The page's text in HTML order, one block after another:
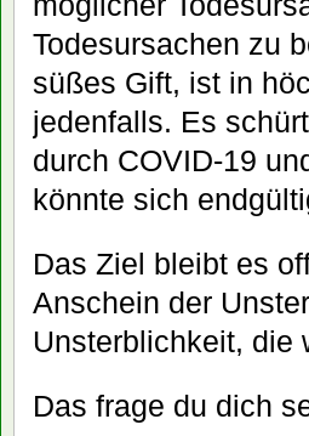
Todesursachen zu
süßes Gift, ist in
jedenfalls. Es
durch COVID-19
könnte sich
Das Ziel bleibt es
Anschein der
Unsterblichkeit,
Das frage du dich